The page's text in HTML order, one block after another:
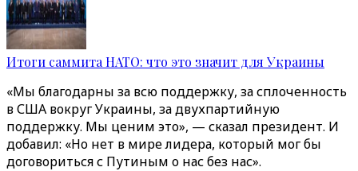
Итоги саммита НАТО: что это значит для Украины
«Мы благодарны за всю поддержку, за сплоченность
в США вокруг Украины, за двухпартийную
поддержку. Мы ценим это», — сказал президент. И
добавил: «Но нет в мире лидера, который мог бы
договориться с Путиным о нас без нас».